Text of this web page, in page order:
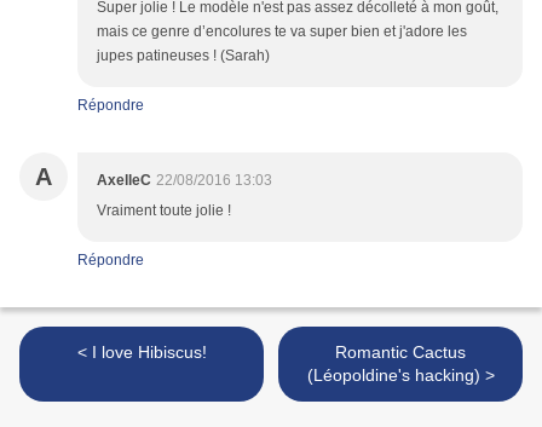
Super jolie ! Le modèle n'est pas assez décolleté à mon goût,
mais ce genre d’encolures te va super bien et j'adore les
jupes patineuses ! (Sarah)
Répondre
A AxelleC 22/08/2016 13:03
Vraiment toute jolie !
Répondre
< I love Hibiscus!
Romantic Cactus
(Léopoldine's hacking) >